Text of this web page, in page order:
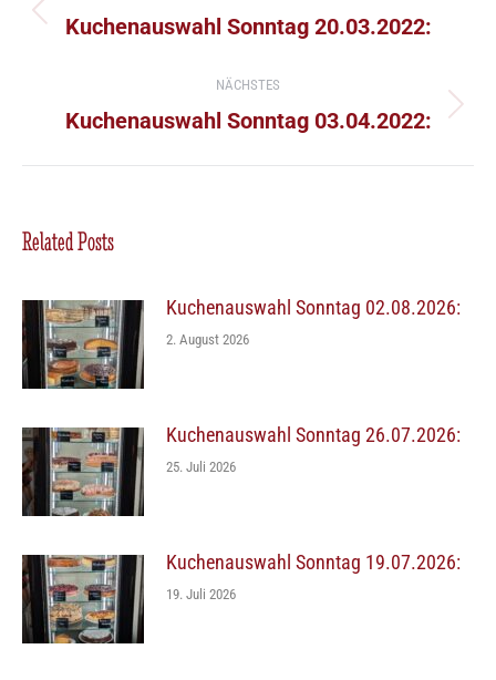
Vorheriger
Kuchenauswahl Sonntag 20.03.2022:
NÄCHSTES
Nächster
Kuchenauswahl Sonntag 03.04.2022:
Related Posts
Kuchenauswahl Sonntag 02.08.2026:
2. August 2026
Kuchenauswahl Sonntag 26.07.2026:
25. Juli 2026
Kuchenauswahl Sonntag 19.07.2026:
19. Juli 2026